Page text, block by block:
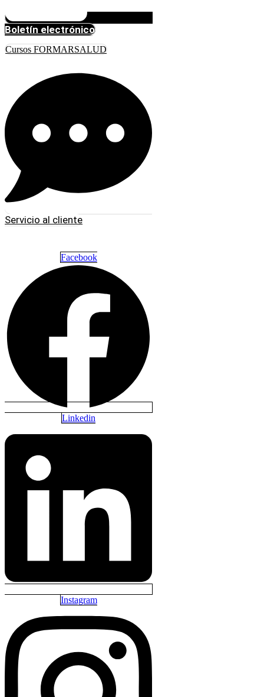
Boletín electrónico
Cursos FORMARSALUD
Servicio al cliente
Facebook
Linkedin
Instagram